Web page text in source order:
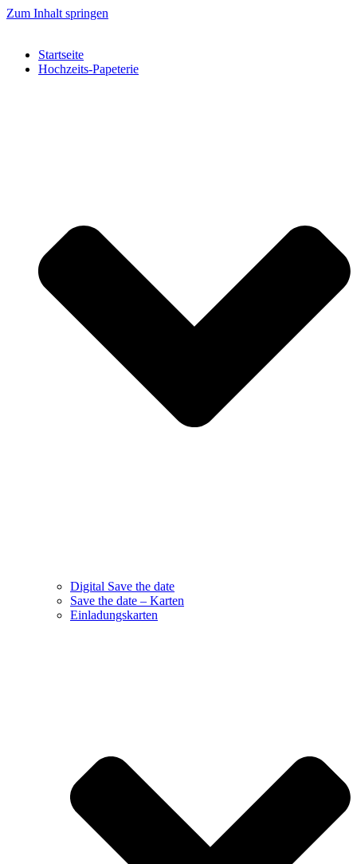
Zum Inhalt springen
Startseite
Hochzeits-Papeterie
Digital Save the date
Save the date – Karten
Einladungskarten